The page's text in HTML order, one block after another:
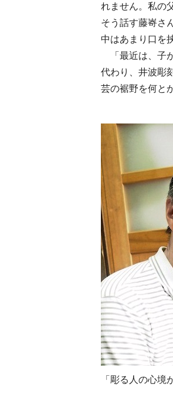
れません。私の
そう話す藤㟢さ
中はあまり口を
「最近は、子
代わり、井波彫
芸の裾野を何と
「彫る人の心境